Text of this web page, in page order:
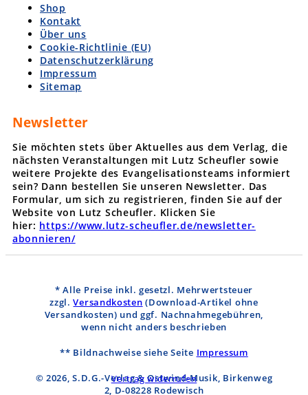
Shop
Kontakt
Über uns
Cookie-Richtlinie (EU)
Datenschutzerklärung
Impressum
Sitemap
Newsletter
Sie möchten stets über Aktuelles aus dem Verlag, die
nächsten Veranstaltungen mit Lutz Scheufler sowie
weitere Projekte des Evangelisationsteams informiert
sein? Dann bestellen Sie unseren Newsletter. Das
Formular, um sich zu registrieren, finden Sie auf der
Website von Lutz Scheufler. Klicken Sie
hier: https://www.lutz-scheufler.de/newsletter-
abonnieren/
* Alle Preise inkl. gesetzl. Mehrwertsteuer
zzgl.Versandkosten (Download-Artikel ohne
Versandkosten) und ggf. Nachnahmegebühren,
wenn nicht anders beschrieben
** Bildnachweise siehe Seite Impressum
© 2026, S.D.G.-Verlag & Ostwind-Musik, Birkenweg
2, D-08228 Rodewisch
Vertrag widerrufen